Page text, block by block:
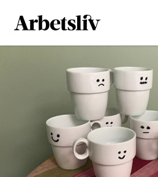
Hoppa till huvudinnehållet